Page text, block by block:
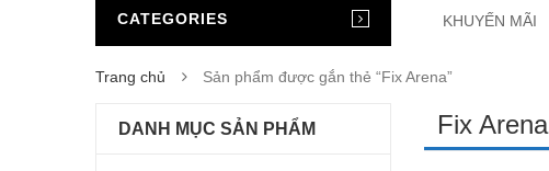
CATEGORIES KHUYẾN MÃI
Trang chủ Sản phẩm được gắn thẻ “Fix Arena”
Fix Arena
DANH MỤC SẢN PHẨM